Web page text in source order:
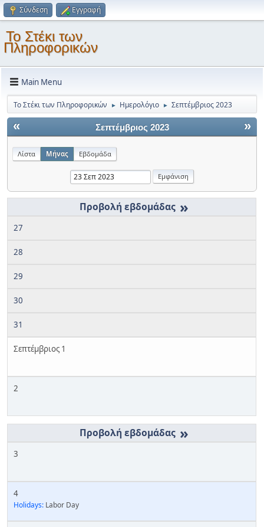
Σύνδεση Εγγραφή
Το Στέκι των
Πληροφορικών
Main Menu
Το Στέκι των Πληροφορικών ► Ημερολόγιο ► Σεπτέμβριος 2023
« »
Σεπτέμβριος 2023
Λίστα Μήνας Εβδομάδα
»
27
28
29
30
31
Σεπτέμβριος 1
2
»
3
4
Holidays: Labor Day